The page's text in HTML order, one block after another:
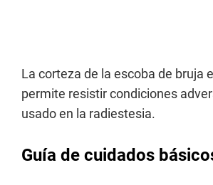
La corteza de la escoba de bruja
permite resistir condiciones
usado en la radiestesia.
Guía de cuidados